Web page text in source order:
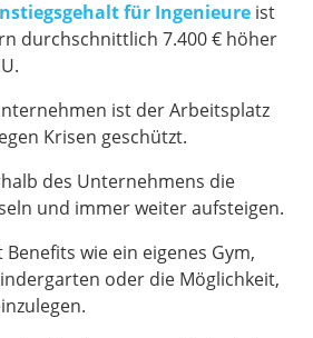
für Ingenieure ist
durchschnittlich 7.400 € höher
ist der Arbeitsplatz
Krisen geschützt.
des Unternehmens die
und immer weiter aufsteigen.
Benefits wie ein eigenes Gym,
oder die Möglichkeit,